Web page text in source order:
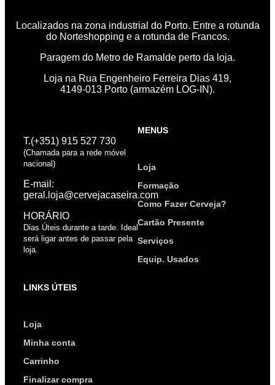
Localizados na zona industrial do Porto. Entre a rotunda
do Norteshopping e a rotunda de Francos.
Paragem do Metro de Ramalde perto da loja.
Loja na Rua Engenheiro Ferreira Dias 419,
4149-013 Porto (armazém LOG-IN).
T.(+351) 915 527 730
(Chamada para a rede móvel
nacional)
E-mail:
geral.loja@cervejacaseira.com
HORÁRIO
Dias Úteis durante a tarde. Ideal
será ligar antes de passar pela
loja.
MENUS
Loja
Formação
Como Fazer Cerveja?
Cartão Presente
Serviços
Equip. Usados
LINKS ÚTEIS
Loja
Minha conta
Carrinho
Finalizar compra